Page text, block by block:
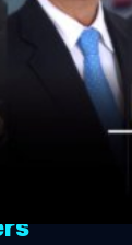
น 5 วันนับแต่วัน
18 เผยแพร่ในเ
ยแรกก็จะถูกกร
หน่วยเลือกตั้งอื่
อเนื่องต่อไป ปร
ต่อเนื่องจากสื่อ
ำนักงานคณะกร
พลงประจำอง
เพลงมาร์ชควา
ใจและเนื้อหาที่
“โปร่งใส” รับ
ธรรม ทำเมืองไ
อง ประเทศ “รุ่ง
ร้องและทำนอ